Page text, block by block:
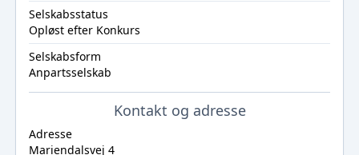
Selskabsstatus
Opløst efter Konkurs
Selskabsform
Anpartsselskab
Kontakt og adresse
Adresse
Mariendalsvej 4